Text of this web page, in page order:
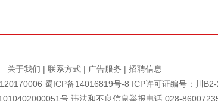
关于我们 | 联系方式 | 广告服务 | 招聘信息
蜀ICP备14016819号-8 ICP许可证编号：川
号 违法和不良信息举报电话 028-